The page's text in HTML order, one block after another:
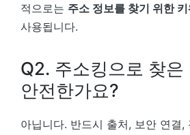
적으로는 주소 정보를 찾기 위한
사용됩니다.
Q2. 주소킹으로 찾은
안전한가요?
아닙니다. 반드시 출처, 보안 연결,